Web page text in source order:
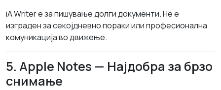
iA Writer е за пишување долги документи. Не е
изграден за секојдневно пораки или професионална
комуникација во движење.
5. Apple Notes — Најдобра за брзо
снимање